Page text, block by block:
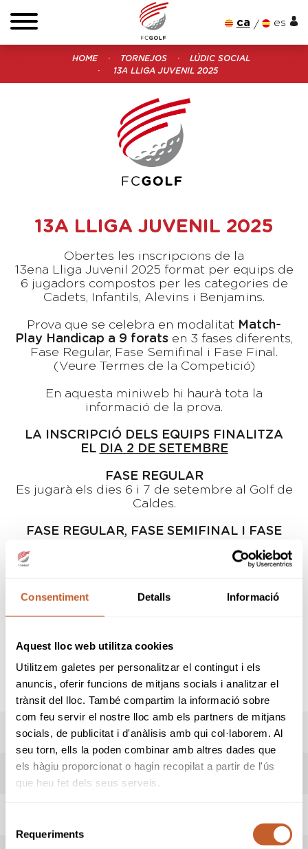
Consentiment Detalls Informació
Aquest lloc web utilitza cookies
Utilitzem galetes per personalitzar el contingut i els
anuncis, oferir funcions de mitjans socials i analitzar el
trànsit del lloc. També compartim la informació sobre
com feu servir el nostre lloc amb els partners de mitjans
socials, de publicitat i d'anàlisis amb qui col·laborem. Al
seu torn, ells la poden combinar amb altres dades que
els hàgiu proporcionat o hagin recopilat a partir de l'ús
que heu fet dels seus serveis.
Requeriments
ca es
HOME TORNEJOS
LÚDIC SOCIAL
13A LLIGA JUVENIL 2025
13A LLIGA JUVENIL 2025
Obertes les inscripcions de la
13ena Lliga Juvenil 2025 format per equips de
6 jugadors compostos per les categories de
Cadets, Infantils, Alevins i Benjamins.
Prova que se celebra en modalitat Match-
Play Handicap a 9 forats en 3 fases diferents,
Fase Regular, Fase Semifinal i Fase Final.
(Veure Termes de la Competició)
En aquesta miniweb hi haurà tota la
informació de la prova.
LA INSCRIPCIÓ DELS EQUIPS FINALITZA
EL DIA 2 DE SETEMBRE
FASE REGULAR
Es jugarà els dies 6 i 7 de setembre al Golf de
Caldes.
FASE REGULAR, FASE SEMIFINAL I FASE
Es jugarà els dies 8 i 9 de novembre a El
06-09-2025
El Vallès Golf
08-11-2025
RESULTATS
REGLES LOCALS